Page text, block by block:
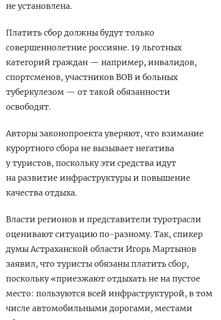
не установлена.
Платить сбор должны будут только
совершеннолетние россияне. 19 льготных
категорий граждан — например, инвалидов,
спортсменов, участников ВОВ и больных
туберкулезом — от такой обязанности
освободят.
Авторы законопроекта уверяют, что взимание
курортного сбора не вызывает негатива
у туристов, поскольку эти средства идут
на развитие инфраструктуры и повышение
качества отдыха.
Власти регионов и представители туротрасли
оценивают ситуацию по-разному. Так, спикер
думы Астраханской области Игорь Мартынов
заявил, что туристы обязаны платить сбор,
поскольку «приезжают отдыхать не на пустое
место: пользуются всей инфраструктурой, в том
числе автомобильными дорогами, местами